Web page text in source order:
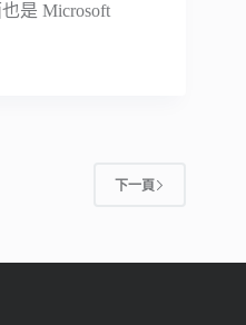
是 Microsoft
下一頁